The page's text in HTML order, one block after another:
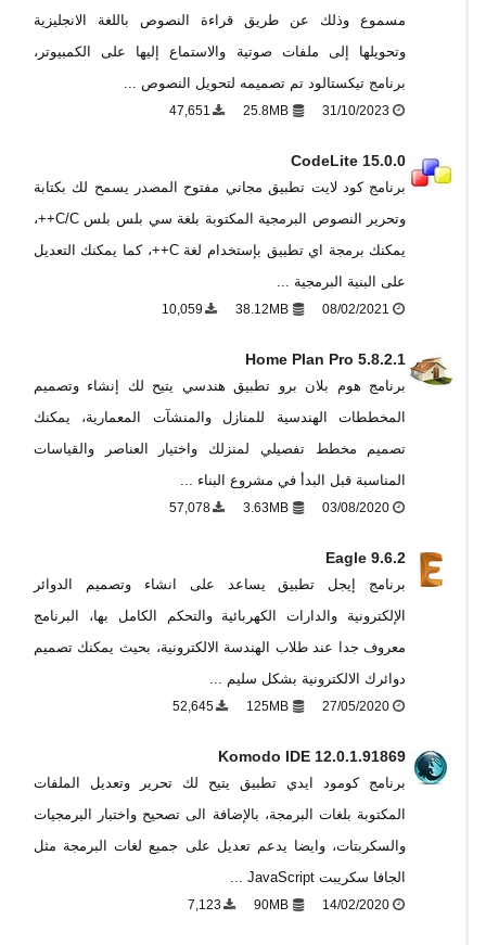
مسموع وذلك عن طريق قراءة النصوص باللغة الانجليزية
وتحويلها إلى ملفات صوتية والاستماع إليها على الكمبيوتر،
برنامج تيكستالود تم تصميمه لتحويل النصوص ...
31/10/2023
25.8MB
47,651
CodeLite 15.0.0
برنامج كود لايت تطبيق مجاني مفتوح المصدر يسمح لك بكتابة
وتحرير النصوص البرمجية المكتوبة بلغة سي بلس بلس C/C++،
يمكنك برمجة اي تطبيق بإستخدام لغة C++، كما يمكنك التعديل
على البنية البرمجية ...
08/02/2021
38.12MB
10,059
Home Plan Pro 5.8.2.1
برنامج هوم بلان برو تطبيق هندسي يتيح لك إنشاء وتصميم
المخططات الهندسية للمنازل والمنشآت المعمارية، يمكنك
تصميم مخطط تفصيلي لمنزلك واختيار العناصر والقياسات
المناسبة قبل البدأ في مشروع البناء ...
03/08/2020
3.63MB
57,078
Eagle 9.6.2
برنامج إيجل تطبيق يساعد على انشاء وتصميم الدوائر
الإلكترونية والدارات الكهربائية والتحكم الكامل بها، البرنامج
معروف جدا عند طلاب الهندسة الالكترونية، بحيث يمكنك تصميم
دوائرك الالكترونية بشكل سليم ...
27/05/2020
125MB
52,645
Komodo IDE 12.0.1.91869
برنامج كومود ايدي تطبيق يتيح لك تحرير وتعديل الملفات
المكتوبة بلغات البرمجة، بالإضافة الى تصحيح واختبار البرمجيات
والسكربتات، وايضا يدعم تعديل على جميع لغات البرمجة مثل
الجافا سكريبت JavaScript ...
14/02/2020
90MB
7,123